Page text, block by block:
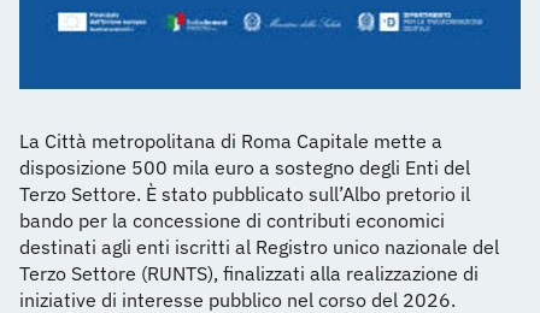
La Città metropolitana di Roma Capitale mette a
disposizione 500 mila euro a sostegno degli Enti del
Terzo Settore. È stato pubblicato sull’Albo pretorio il
bando per la concessione di contributi economici
destinati agli enti iscritti al Registro unico nazionale del
Terzo Settore (RUNTS), finalizzati alla realizzazione di
iniziative di interesse pubblico nel corso del 2026.